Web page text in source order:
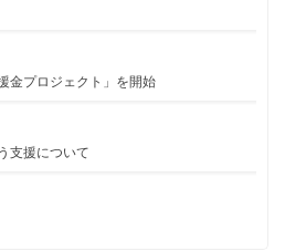
金プロジェクト」を開始
支援について